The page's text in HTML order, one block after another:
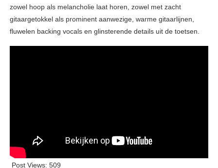
zowel hoop als melancholie laat horen, zowel met zacht
gitaargetokkel als prominent aanwezige, warme gitaarlijnen,
fluwelen backing vocals en glinsterende details uit de toetsen.
Post Views: 509